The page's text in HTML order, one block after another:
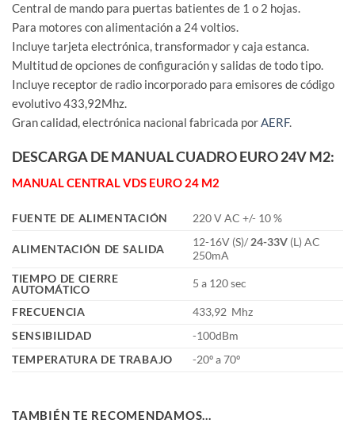
Central de mando para puertas batientes de 1 o 2 hojas.
Para motores con alimentación a 24 voltios.
Incluye tarjeta electrónica, transformador y caja estanca.
Multitud de opciones de configuración y salidas de todo tipo.
Incluye receptor de radio incorporado para emisores de código
evolutivo 433,92Mhz.
Gran calidad, electrónica nacional fabricada porAERF.
DESCARGA DE MANUAL CUADRO EURO 24V M2:
MANUAL CENTRAL VDS EURO 24 M2
FUENTE DE ALIMENTACIÓN 220 V AC +/- 10 %
ALIMENTACIÓN DE SALIDA
12-16V (S)/24-33V(L) AC
250mA
TIEMPO DE CIERRE
AUTOMÁTICO
5 a 120 sec
FRECUENCIA
433,92 Mhz
SENSIBILIDAD
-100dBm
TEMPERATURA DE TRABAJO
-20º a 70º
TAMBIÉN TE RECOMENDAMOS…